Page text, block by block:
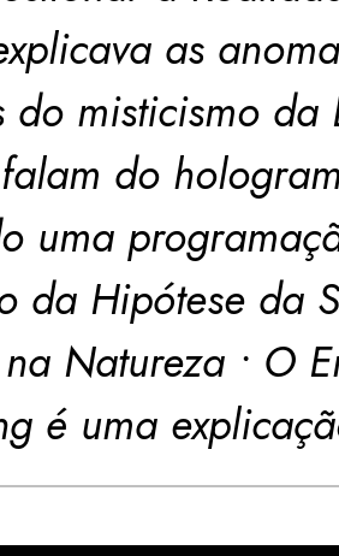
as
misticismo da
do
uma
da Hipótese da
Natureza • O
é uma